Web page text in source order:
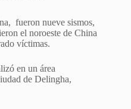
fueron nueve sismos,
el noroeste de China
víctimas.
en un área
de Delingha,